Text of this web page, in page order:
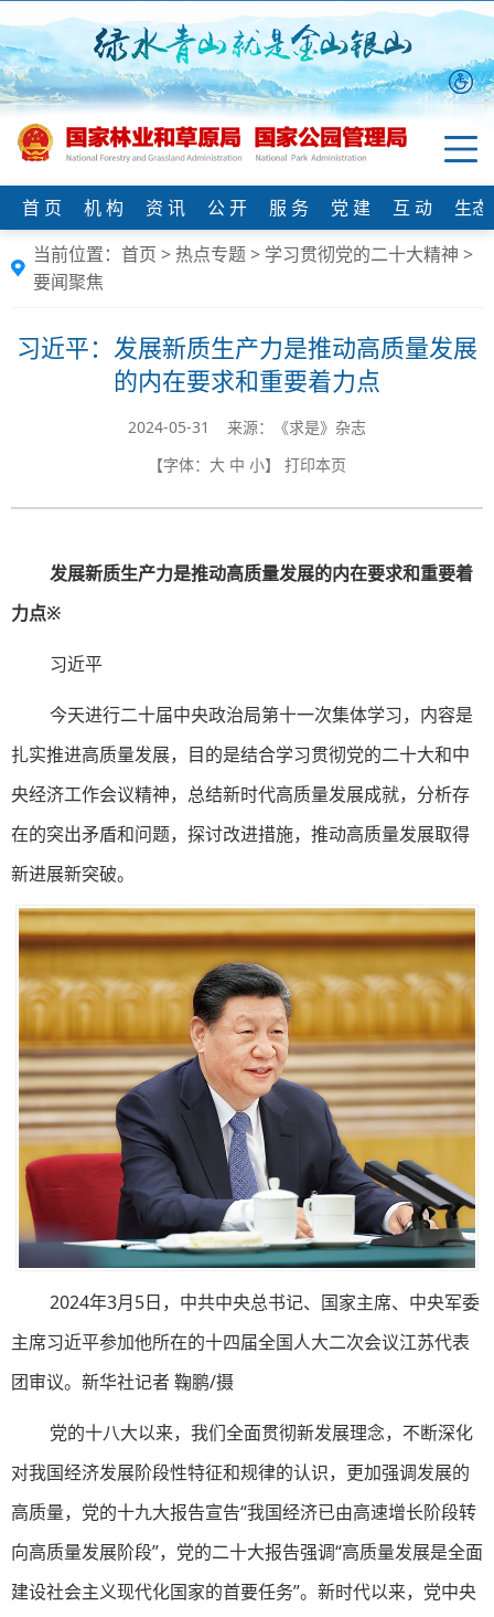
首 页 机 构 资 讯 公 开 服 务 党 建 互 动
生
当前位置： 首页 > 热点专题> 学习贯彻党的二十大精神 >
要闻聚焦
习近平：发展新质生产力是推动高质量发展
的内在要求和重要着力点
2024-05-31 来源：《求是》杂志
【字体： 大 中 小】 打印本页
发展新质生产力是推动高质量发展的内在要求和重要着
力点※
习近平
今天进行二十届中央政治局第十一次集体学习，内容是
扎实推进高质量发展，目的是结合学习贯彻党的二十大和中
央经济工作会议精神，总结新时代高质量发展成就，分析存
在的突出矛盾和问题，探讨改进措施，推动高质量发展取得
新进展新突破。
2024年3月5日，中共中央总书记、国家主席、中央军委
主席习近平参加他所在的十四届全国人大二次会议江苏代表
团审议。新华社记者 鞠鹏/摄
党的十八大以来，我们全面贯彻新发展理念，不断深化
对我国经济发展阶段性特征和规律的认识，更加强调发展的
高质量，党的十九大报告宣告“我国经济已由高速增长阶段转
向高质量发展阶段”，党的二十大报告强调“高质量发展是全面
建设社会主义现代化国家的首要任务”。新时代以来，党中央